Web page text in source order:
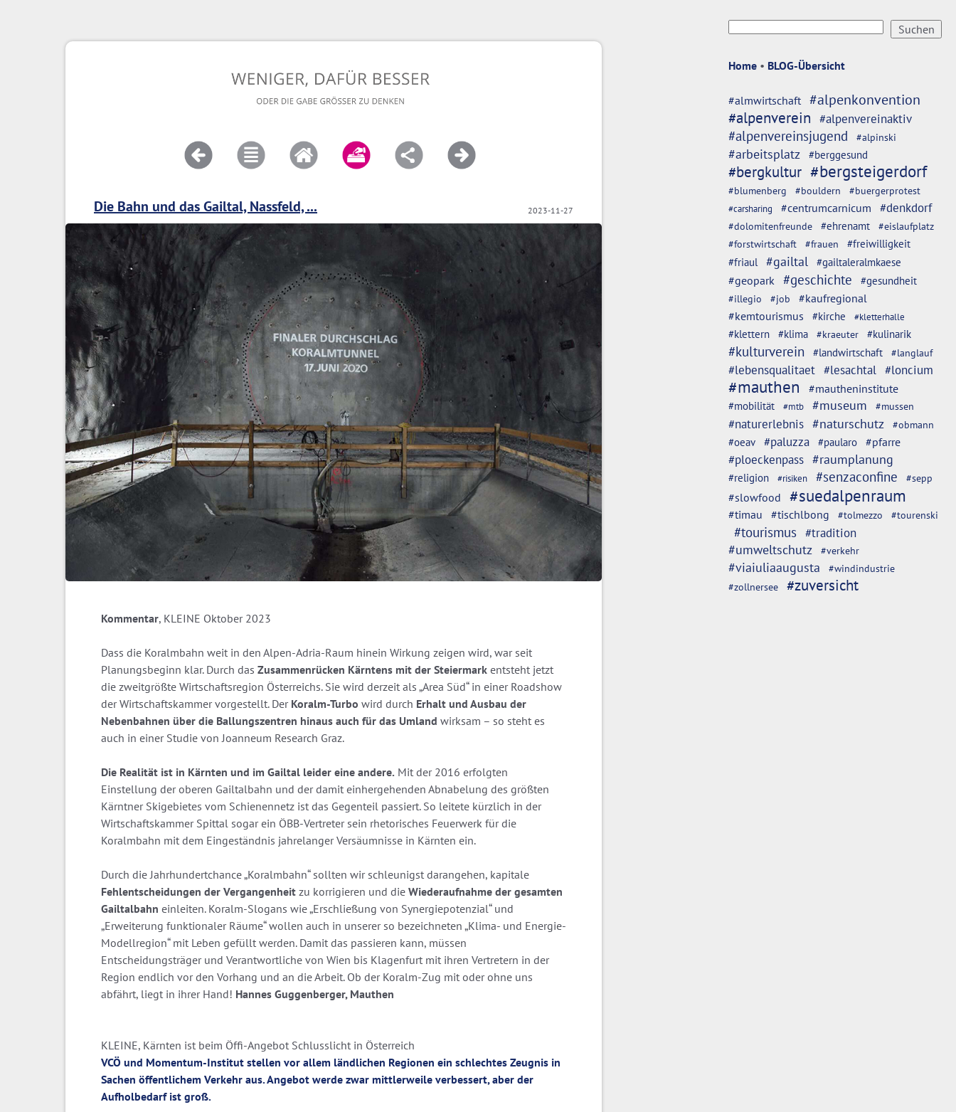
Home • BLOG-Übersicht
#almwirtschaft #alpenkonvention
#alpenverein #alpenvereinaktiv
#alpenvereinsjugend #alpinski
#arbeitsplatz #berggesund
#bergkultur #bergsteigerdorf
#blumenberg #bouldern
#buergerprotest
#carsharing
#centrumcarnicum #denkdorf
#dolomitenfreunde #ehrenamt
#eislaufplatz
#forstwirtschaft
#frauen
#freiwilligkeit
#friaul
#gailtal #gailtaleralmkaese
#geopark #geschichte #gesundheit
#illegio #job
#kaufregional
#kemtourismus
#kirche #kletterhalle
#klettern #klima #kraeuter #kulinarik
#kulturverein #landwirtschaft #langlauf
#lebensqualitaet #lesachtal #loncium
#mauthen #mautheninstitute
#mobilität #mtb #museum #mussen
#naturerlebnis #naturschutz #obmann
#oeav #paluzza #paularo #pfarre
#ploeckenpass #raumplanung
#religion #risiken #senzaconfine #sepp
#slowfood #suedalpenraum
#timau #tischlbong #tolmezzo #tourenski
#tourismus #tradition
#umweltschutz
#verkehr
#viaiuliaaugusta #windindustrie
#zollnersee #zuversicht
2023-11-27
Die Bahn und das Gailtal, Nassfeld, ...
Kommentar, KLEINE Oktober 2023
Dass die Koralmbahn weit in den Alpen-Adria-Raum hinein Wirkung zeigen wird, war seit
Planungsbeginn klar. Durch das Zusammenrücken Kärntens mit der Steiermark entsteht jetzt
die zweitgrößte Wirtschaftsregion Österreichs. Sie wird derzeit als „Area Süd“ in einer Roadshow
der Wirtschaftskammer vorgestellt. Der Koralm-Turbo wird durch Erhalt und Ausbau der
Nebenbahnen über die Ballungszentren hinaus auch für das Umland wirksam – so steht es
auch in einer Studie von Joanneum Research Graz.
Die Realität ist in Kärnten und im Gailtal leider eine andere. Mit der 2016 erfolgten
Einstellung der oberen Gailtalbahn und der damit einhergehenden Abnabelung des größten
Kärntner Skigebietes vom Schienennetz ist das Gegenteil passiert. So leitete kürzlich in der
Wirtschaftskammer Spittal sogar ein ÖBB-Vertreter sein rhetorisches Feuerwerk für die
Koralmbahn mit dem Eingeständnis jahrelanger Versäumnisse in Kärnten ein.
Durch die Jahrhundertchance „Koralmbahn“ sollten wir schleunigst darangehen, kapitale
Fehlentscheidungen der Vergangenheit zu korrigieren und die Wiederaufnahme der gesamten
Gailtalbahn einleiten. Koralm-Slogans wie „Erschließung von Synergiepotenzial“ und
„Erweiterung funktionaler Räume“ wollen auch in unserer so bezeichneten „Klima- und Energie-
Modellregion“ mit Leben gefüllt werden. Damit das passieren kann, müssen
Entscheidungsträger und Verantwortliche von Wien bis Klagenfurt mit ihren Vertretern in der
Region endlich vor den Vorhang und an die Arbeit. Ob der Koralm-Zug mit oder ohne uns
abfährt, liegt in ihrer Hand! Hannes Guggenberger, Mauthen
KLEINE, Kärnten ist beim Öffi-Angebot Schlusslicht in Österreich
VCÖ und Momentum-Institut stellen vor allem ländlichen Regionen ein schlechtes Zeugnis in
Sachen öffentlichem Verkehr aus. Angebot werde zwar mittlerweile verbessert, aber der
Aufholbedarf ist groß.